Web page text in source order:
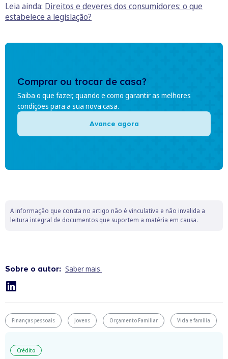
Leia ainda: Direitos e deveres dos consumidores: o que
estabelece a legislação?
Comprar ou trocar de casa?
Saiba o que fazer, quando e como garantir as melhores
condições para a sua nova casa.
Avance agora
A informação que consta no artigo não é vinculativa e não invalida a
leitura integral de documentos que suportem a matéria em causa.
Sobre o autor: Saber mais.
Finanças pessoais Jovens Orçamento Familiar Vida e família
Crédito